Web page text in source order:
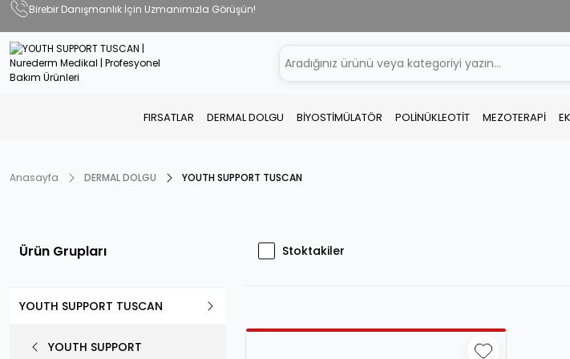
Birebir Danışmanlık İçin Uzmanımızla Görüşün!
FIRSATLAR DERMAL DOLGU BİYOSTİMÜLATÖR POLİNÜKLEOTİT MEZOTERAPİ
Anasayfa DERMAL DOLGU YOUTH SUPPORT TUSCAN
Ürün Grupları
YOUTH SUPPORT TUSCAN
YOUTH SUPPORT
Stoktakiler